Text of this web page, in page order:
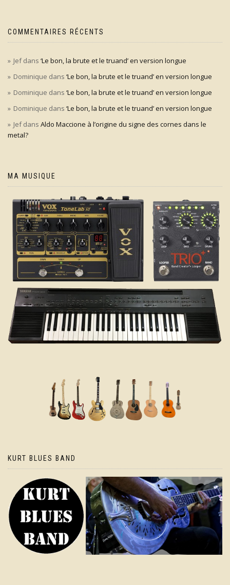
COMMENTAIRES RÉCENTS
Jefdans ‘Le bon, la brute et le truand’ en version longue
Dominique dans ‘Le bon, la brute et le truand’ en version longue
Dominique dans ‘Le bon, la brute et le truand’ en version longue
Dominique dans ‘Le bon, la brute et le truand’ en version longue
Jefdans Aldo Maccione à l’origine du signe des cornes dans le
metal?
MA MUSIQUE
KURT BLUES BAND